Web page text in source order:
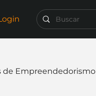
de Empreendedorismo